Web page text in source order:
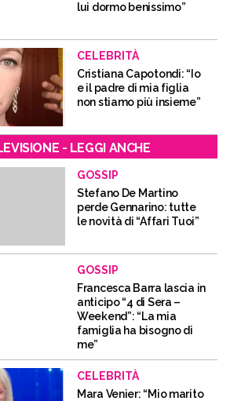
lui dormo benissimo”
CELEBRITÀ
Cristiana Capotondi: “Io
e il padre di mia figlia
non stiamo più insieme”
- LEGGI ANCHE
GOSSIP
Stefano De Martino
perde Gennarino: tutte
le novità di “Affari Tuoi”
GOSSIP
Francesca Barra lascia in
anticipo “4 di Sera –
Weekend”: “La mia
famiglia ha bisogno di
me”
CELEBRITÀ
Mara Venier: “Mio marito